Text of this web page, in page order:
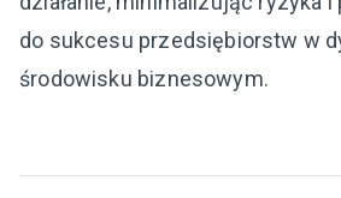
do sukcesu przedsiębiorstw w
środowisku biznesowym.